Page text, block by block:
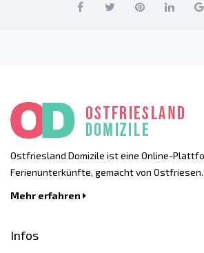
Ostfriesland Domizile ist eine Online-
Ferienunterkünfte, gemacht von Ostfriesen.
Mehr erfahren
Infos